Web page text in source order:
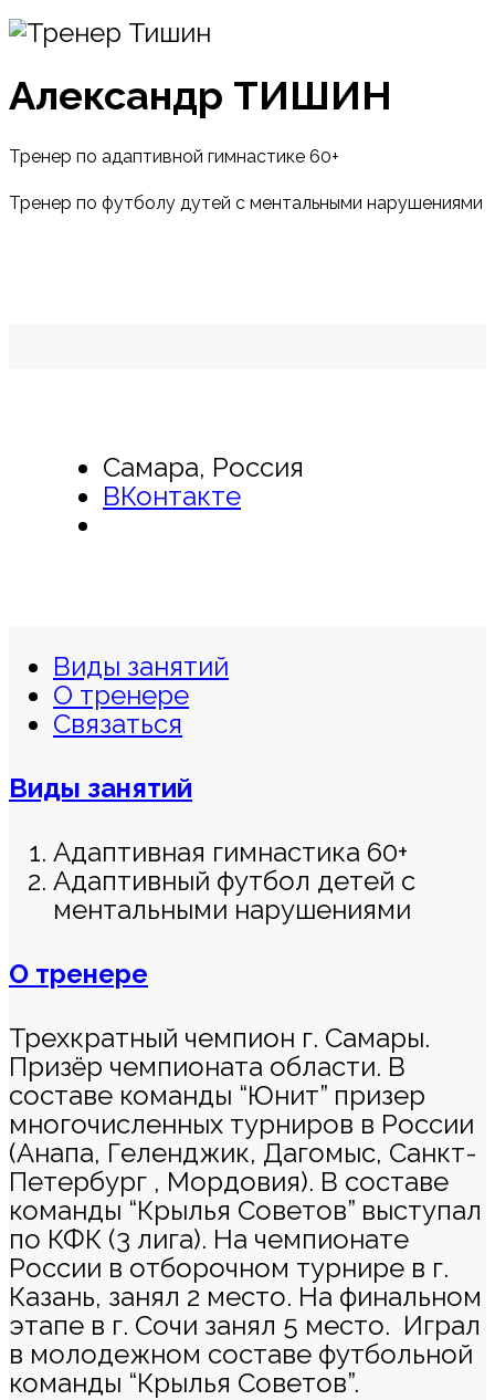
Александр ТИШИН
Тренер по адаптивной гимнастике 60+
Тренер по футболу дутей с ментальными нарушениями
Самара, Россия
ВКонтакте
Виды занятий
О тренере
Связаться
Виды занятий
Адаптивная гимнастика 60+
Адаптивный футбол детей с
ментальными нарушениями
О тренере
Трехкратный чемпион г. Самары.
Призёр чемпионата области. В
составе команды “Юнит” призер
многочисленных турниров в России
(Анапа, Геленджик, Дагомыс, Санкт-
Петербург , Мордовия). В составе
команды “Крылья Советов” выступал
по КФК (3 лига). На чемпионате
России в отборочном турнире в г.
Казань, занял 2 место. На финальном
этапе в г. Сочи занял 5 место. Играл
в молодежном составе футбольной
команды “Крылья Советов”.